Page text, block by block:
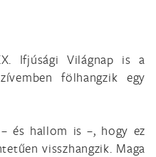
Ifjúsági Világnap is a
fölhangzik egy
és hallom is –, hogy ez
visszhangzik. Maga